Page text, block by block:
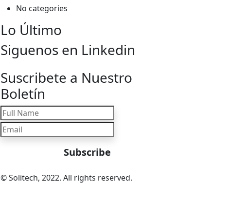
No categories
Lo Último
Siguenos en Linkedin
Suscribete a Nuestro
Boletín
© Solitech, 2022. All rights reserved.